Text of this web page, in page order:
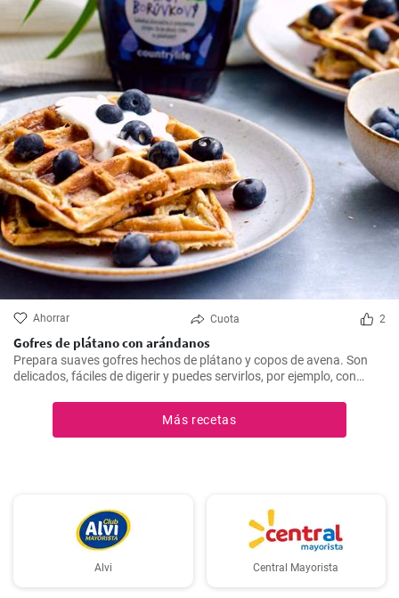
Ahorrar Cuota 2
Gofres de plátano con arándanos
Prepara suaves gofres hechos de plátano y copos de avena. Son
delicados, fáciles de digerir y puedes servirlos, por ejemplo, con
Más recetas
Alvi Central Mayorista